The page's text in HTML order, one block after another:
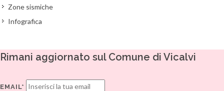
Zone sismiche
Infografica
Rimani aggiornato sul Comune di Vicalvi
EMAIL*